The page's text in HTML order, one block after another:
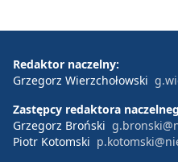
Redaktor naczelny:
Grzegorz Wierzchołowski
Zastępcy redaktora
Grzegorz Broński
Piotr Kotomski